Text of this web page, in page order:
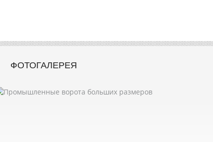
ФОТОГАЛЕРЕЯ